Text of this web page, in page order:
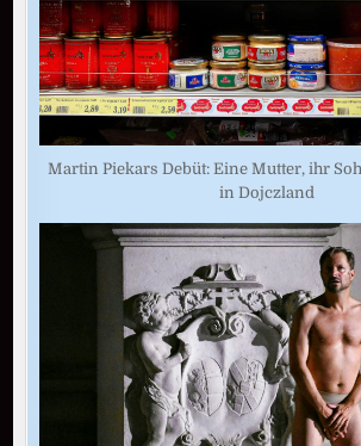
Martin Piekars Debüt: Eine Mutter, ihr
in Dojczland